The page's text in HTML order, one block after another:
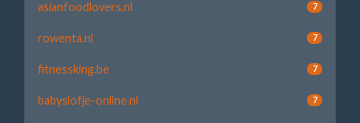
asianfoodlovers.nl 7
rowenta.nl 7
fitnessking.be 7
babyslofje-online.nl 7